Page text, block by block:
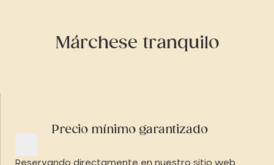
Márchese tranquilo
Precio mínimo garantizado
Reservando directamente en nuestro sitio web